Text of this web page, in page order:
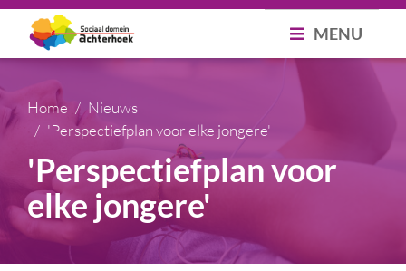
MENU
Home
Nieuws
'Perspectiefplan voor elke jongere'
'Perspectiefplan voor
elke jongere'